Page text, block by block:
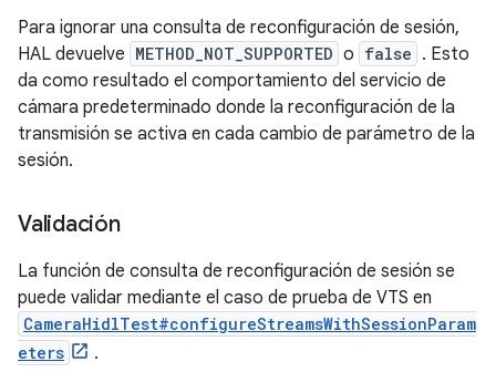
Para ignorar una consulta de reconfiguración de sesión,
HAL devuelve METHOD_NOT_SUPPORTED o false . Esto
da como resultado el comportamiento del servicio de
cámara predeterminado donde la reconfiguración de la
transmisión se activa en cada cambio de parámetro de la
sesión.
Validación
La función de consulta de reconfiguración de sesión se
puede validar mediante el caso de prueba de VTS en
CameraHidlTest#configureStreamsWithSessionParam
eters
.